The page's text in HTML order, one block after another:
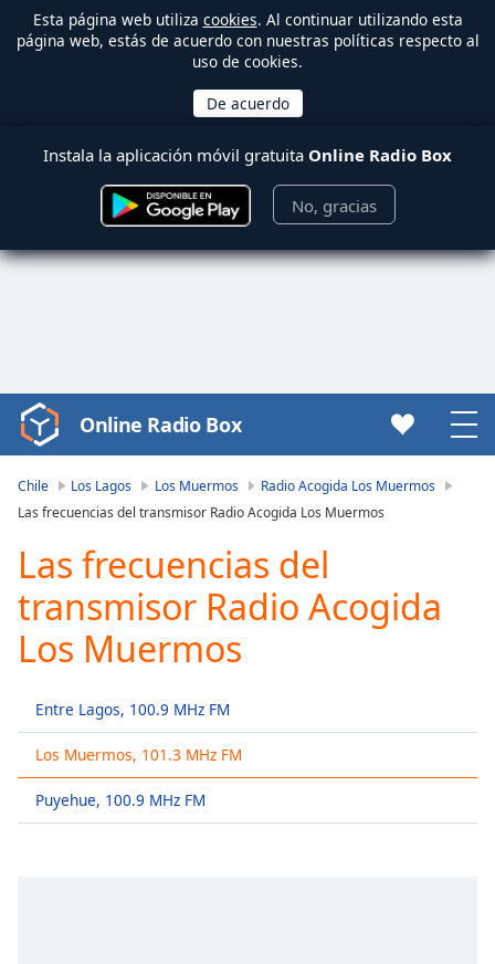
Esta página web utiliza cookies. Al continuar utilizando esta
página web, estás de acuerdo con nuestras políticas respecto al
uso de cookies.
Instala la aplicación móvil gratuita Online Radio Box
No, gracias
Video
Player
loading.
Video
Play
Skip
Backward
Skip
Forward
Current
Time0:00
Duration-:-
Loaded:
0.00%
Online Radio Box
Chile Los Lagos Los Muermos
Radio Acogida Los Muermos
Las frecuencias del transmisor Radio Acogida Los Muermos
Las frecuencias del
transmisor Radio Acogida
Los Muermos
Entre Lagos, 100.9 MHz FM
Los Muermos, 101.3 MHz FM
Puyehue, 100.9 MHz FM